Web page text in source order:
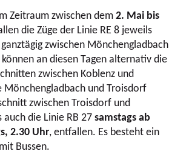
Zeitraum zwischen dem2. Mai bis
die Züge der Linie RE 8 jeweils
zwischen Mönchengladbach
an diesen Tagen alternativ die
zwischen Koblenz und
und Troisdorf
zwischen Troisdorf und
die Linie RB 27samstags ab
2.30 Uhr, entfallen. Es besteht ein
Bussen.